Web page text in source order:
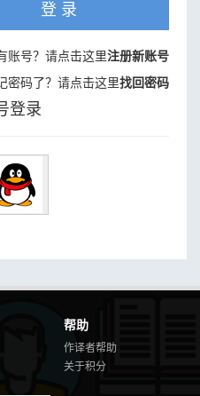
登 录
账号？请点击这里注册新账号
密码了？请点击这里找回密码
登录
帮助
作译者帮助
关于积分